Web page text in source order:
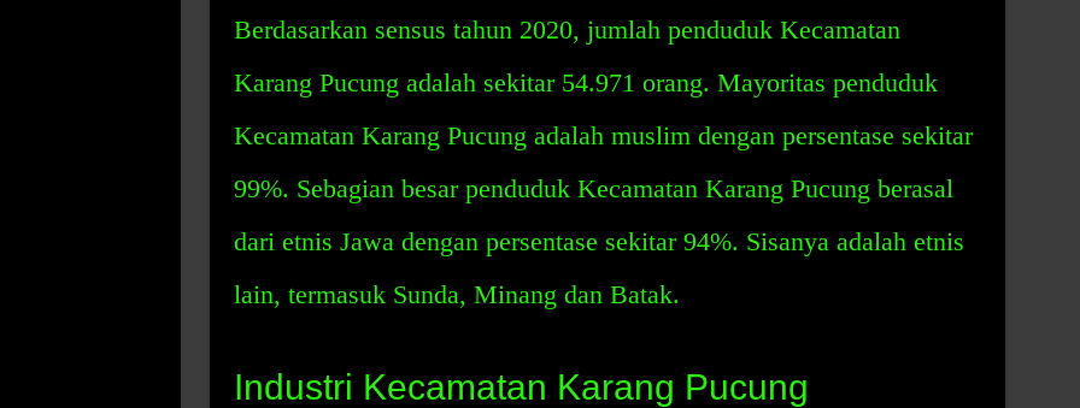
Berdasarkan sensus tahun 2020, jumlah penduduk Kecamatan
Karang Pucung adalah sekitar 54.971 orang. Mayoritas penduduk
Kecamatan Karang Pucung adalah muslim dengan persentase sekitar
99%. Sebagian besar penduduk Kecamatan Karang Pucung berasal
dari etnis Jawa dengan persentase sekitar 94%. Sisanya adalah etnis
lain, termasuk Sunda, Minang dan Batak.
Industri Kecamatan Karang Pucung